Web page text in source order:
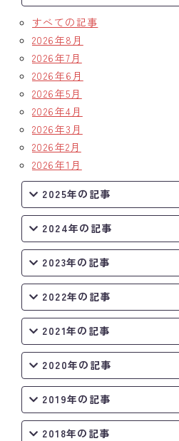
組織図
クラブのあゆみ
クラブの歴史
歴代会長・幹事
記念誌
案内
例会場・事務局の案内
リンク集
情報公開
入会のご案内
すべての記事
2026年8月
2026年7月
2026年6月
2026年5月
2026年4月
2026年3月
2026年2月
2026年1月
2025年の記事
2024年の記事
2023年の記事
2022年の記事
2021年の記事
2020年の記事
2019年の記事
2018年の記事